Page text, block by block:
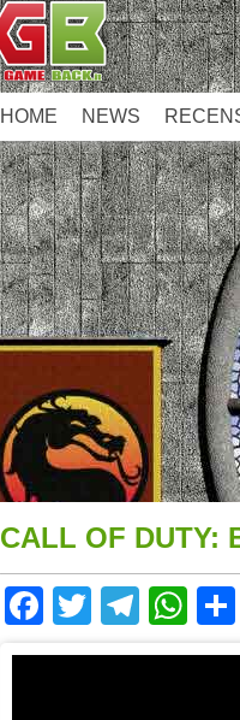
HOME NEWS
CALL OF DUTY:
Facebook
Twitter